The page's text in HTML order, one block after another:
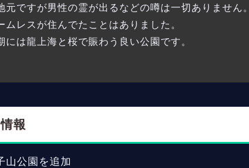
元ですが男性の霊が出るなどの噂は一切ありません。
レスが住んでたことはありました。
は龍上海と桜で賑わう良い公園です。
報
山公園を追加